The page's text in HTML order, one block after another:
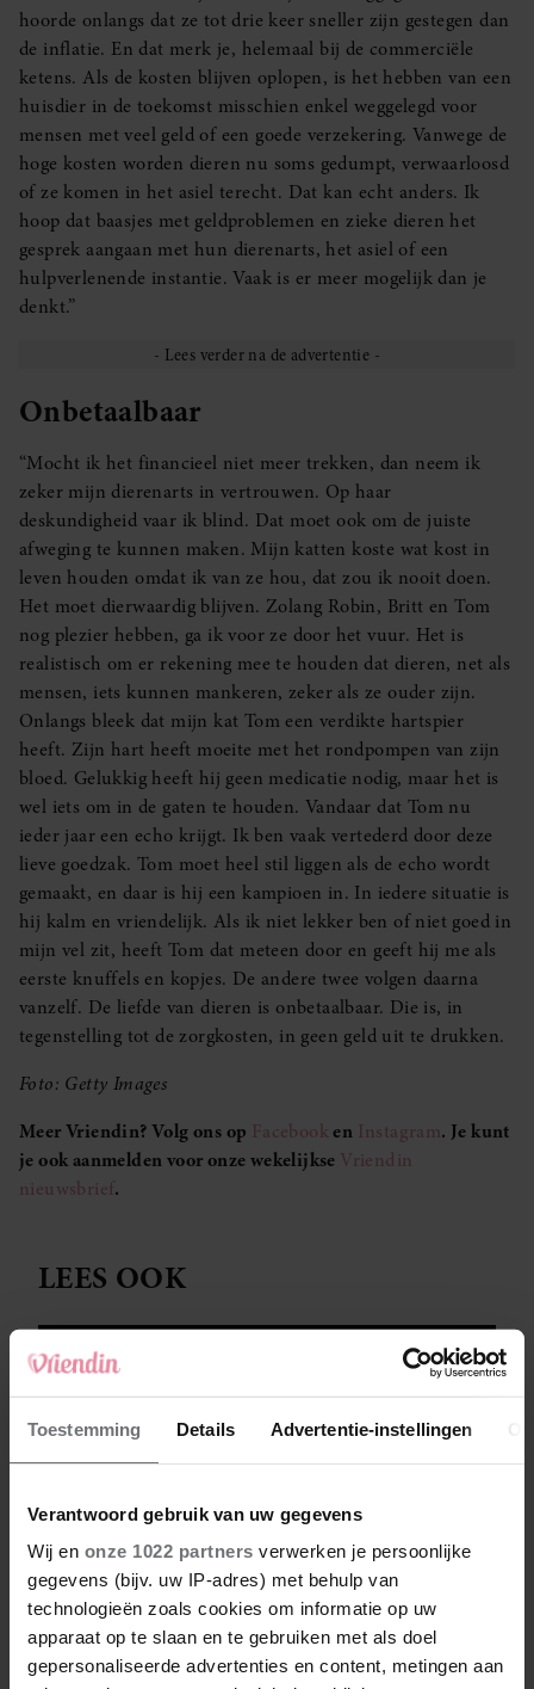
Toestemming Details Advertentie-instellingen
Verantwoord gebruik van uw gegevens
Wij en onze 1022 partners verwerken je persoonlijke
gegevens (bijv. uw IP-adres) met behulp van
technologieën zoals cookies om informatie op uw
apparaat op te slaan en te gebruiken met als doel
gepersonaliseerde advertenties en content, metingen aan
hoorde onlangs dat ze tot drie keer sneller zijn gestegen dan
de inflatie. En dat merk je, helemaal bij de commerciële
ketens. Als de kosten blijven oplopen, is het hebben van een
huisdier in de toekomst misschien enkel weggelegd voor
mensen met veel geld of een goede verzekering. Vanwege de
hoge kosten worden dieren nu soms gedumpt, verwaarloosd
of ze komen in het asiel terecht. Dat kan echt anders. Ik
hoop dat baasjes met geldproblemen en zieke dieren het
gesprek aangaan met hun dierenarts, het asiel of een
hulpverlenende instantie. Vaak is er meer mogelijk dan je
denkt.”
Onbetaalbaar
“Mocht ik het financieel niet meer trekken, dan neem ik
zeker mijn dierenarts in vertrouwen. Op haar
deskundigheid vaar ik blind. Dat moet ook om de juiste
afweging te kunnen maken. Mijn katten koste wat kost in
leven houden omdat ik van ze hou, dat zou ik nooit doen.
Het moet dierwaardig blijven. Zolang Robin, Britt en Tom
nog plezier hebben, ga ik voor ze door het vuur. Het is
realistisch om er rekening mee te houden dat dieren, net als
mensen, iets kunnen mankeren, zeker als ze ouder zijn.
Onlangs bleek dat mijn kat Tom een verdikte hartspier
heeft. Zijn hart heeft moeite met het rondpompen van zijn
bloed. Gelukkig heeft hij geen medicatie nodig, maar het is
wel iets om in de gaten te houden. Vandaar dat Tom nu
ieder jaar een echo krijgt. Ik ben vaak vertederd door deze
lieve goedzak. Tom moet heel stil liggen als de echo wordt
gemaakt, en daar is hij een kampioen in. In iedere situatie is
hij kalm en vriendelijk. Als ik niet lekker ben of niet goed in
mijn vel zit, heeft Tom dat meteen door en geeft hij me als
eerste knuffels en kopjes. De andere twee volgen daarna
vanzelf. De liefde van dieren is onbetaalbaar. Die is, in
tegenstelling tot de zorgkosten, in geen geld uit te drukken.
Foto: Getty Images
Meer Vriendin? Volg ons op Facebooken Instagram. Je kunt
je ook aanmelden voor onze wekelijkse Vriendin
nieuwsbrief.
LEES OOK
Money talks – Rianne (53): ‘Doordat ik er zo
bovenop zit, hebben we geen schulden’
niet op vakantie, mijn hoofd staat er ook niet
naar’
Manon en Tobias gingen als vreemden met